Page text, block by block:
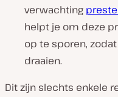
verwachting
helpt je om deze
op te sporen,
draaien.
Dit zijn slechts enkele